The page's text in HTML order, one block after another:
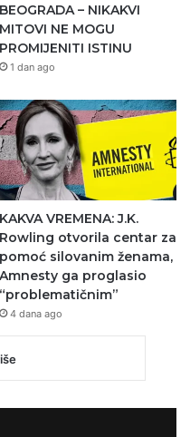
BEOGRADA – NIKAKVI
MITOVI NE MOGU
PROMIJENITI ISTINU
1 dan ago
KAKVA VREMENA: J.K.
Rowling otvorila centar za
pomoć silovanim ženama,
Amnesty ga proglasio
“problematičnim”
4 dana ago